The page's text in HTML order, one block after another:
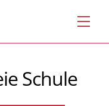
Schule